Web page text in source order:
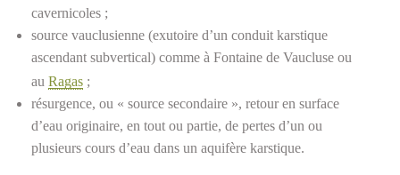
cavernicoles ;
source vauclusienne (exutoire d’un conduit karstique
ascendant subvertical) comme à Fontaine de Vaucluse ou
auRagas ;
résurgence, ou « source secondaire », retour en surface
d’eau originaire, en tout ou partie, de pertes d’un ou
plusieurs cours d’eau dans un aquifère karstique.